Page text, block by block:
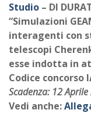
Studio – DI
“Simulazioni
interagenti con
telescopi
esse indotta in
Codice concorso
Scadenza: 12
Vedi anche: